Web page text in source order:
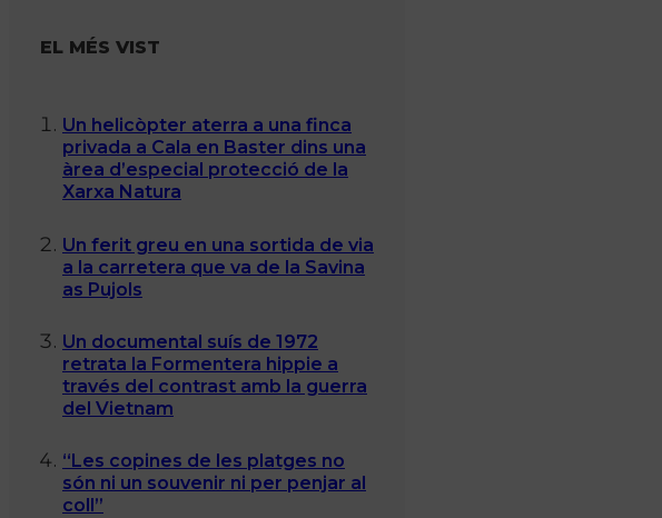
EL MÉS VIST
Un helicòpter aterra a una finca
privada a Cala en Baster dins una
àrea d’especial protecció de la
Xarxa Natura
Un ferit greu en una sortida de via
a la carretera que va de la Savina
as Pujols
Un documental suís de 1972
retrata la Formentera hippie a
través del contrast amb la guerra
del Vietnam
“Les copines de les platges no
són ni un souvenir ni per penjar al
coll”